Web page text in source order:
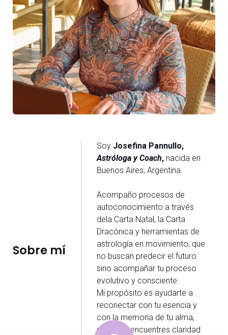
Sobre mí
Soy Josefina Pannullo,
Astróloga y Coach, nacida en
Buenos Aires, Argentina.
Acompaño procesos de
autoconocimiento a través
dela Carta Natal, la Carta
Dracónica y herramientas de
astrología en movimiento, que
no buscan predecir el futuro
sino acompañar tu proceso
evolutivo y consciente.
Mi propósito es ayudarte a
reconectar con tu esencia y
con la memoria de tu alma,
para que encuentres claridad